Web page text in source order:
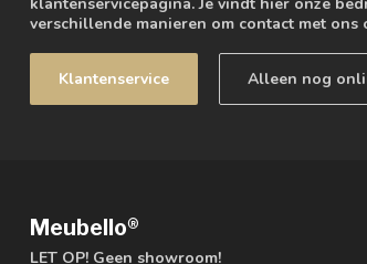
klantenservicepagina. Je vindt hier onze
verschillende manieren om contact met ons
Klantenservice Alleen nog
Meubello®
LET OP! Geen showroom!